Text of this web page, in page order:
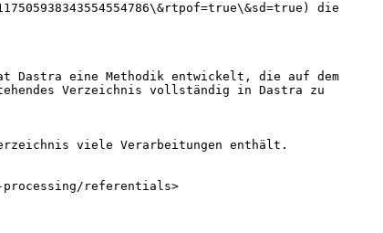
die
Dastra eine Methodik entwickelt, die auf dem
Verzeichnis vollständig in Dastra zu
viele Verarbeitungen enthält.
processing/referentials>